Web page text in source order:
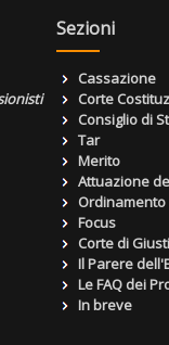
Sezioni
Cassazione
Corte
Consiglio di
Tar
Merito
Attuazione
Focus
Corte di
Il Parere
Le FAQ dei
In breve